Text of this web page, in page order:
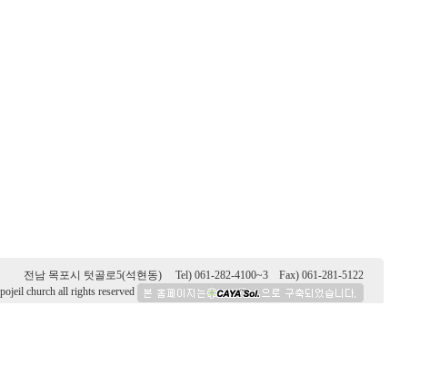
전남 목포시 텃골로5(석현동) Tel) 061-282-4100~3 Fax) 061-281-5122
church all rights reserved